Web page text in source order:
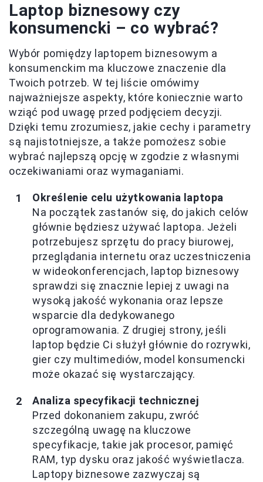
Laptop biznesowy czy
konsumencki – co wybrać?
Wybór pomiędzy laptopem biznesowym a
konsumenckim ma kluczowe znaczenie dla
Twoich potrzeb. W tej liście omówimy
najważniejsze aspekty, które koniecznie warto
wziąć pod uwagę przed podjęciem decyzji.
Dzięki temu zrozumiesz, jakie cechy i parametry
są najistotniejsze, a także pomożesz sobie
wybrać najlepszą opcję w zgodzie z własnymi
oczekiwaniami oraz wymaganiami.
Określenie celu użytkowania laptopa
Na początek zastanów się, do jakich celów
głównie będziesz używać laptopa. Jeżeli
potrzebujesz sprzętu do pracy biurowej,
przeglądania internetu oraz uczestniczenia
w wideokonferencjach, laptop biznesowy
sprawdzi się znacznie lepiej z uwagi na
wysoką jakość wykonania oraz lepsze
wsparcie dla dedykowanego
oprogramowania. Z drugiej strony, jeśli
laptop będzie Ci służył głównie do rozrywki,
gier czy multimediów, model konsumencki
może okazać się wystarczający.
Analiza specyfikacji technicznej
Przed dokonaniem zakupu, zwróć
szczególną uwagę na kluczowe
specyfikacje, takie jak procesor, pamięć
RAM, typ dysku oraz jakość wyświetlacza.
Laptopy biznesowe zazwyczaj są